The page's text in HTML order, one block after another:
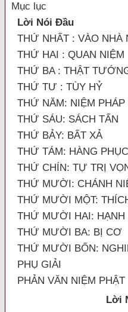
Mục lục
Lời Nói Đầu
THỨ NHẤT : VÀO NHÀ
THỨ HAI : QUAN NIỆM
THỨ BA : THẬT
THỨ TƯ : TÙY HỶ
THỨ NĂM: NIỆM PHÁP
THỨ SÁU: SÁCH TẤN
THỨ BẢY: BẤT XẢ
THỨ TÁM: HÀNG
THỨ CHÍN: TỰ TRỊ
THỨ MƯỜI: CHÁNH
THỨ MƯỜI MỘT:
THỨ MƯỜI HAI: HẠNH
THỨ MƯỜI BA: BỊ CƠ
THỨ MƯỜI BỐN:
PHỤ GIẢI
PHẢN VĂN NIỆM PHẬT
Lời